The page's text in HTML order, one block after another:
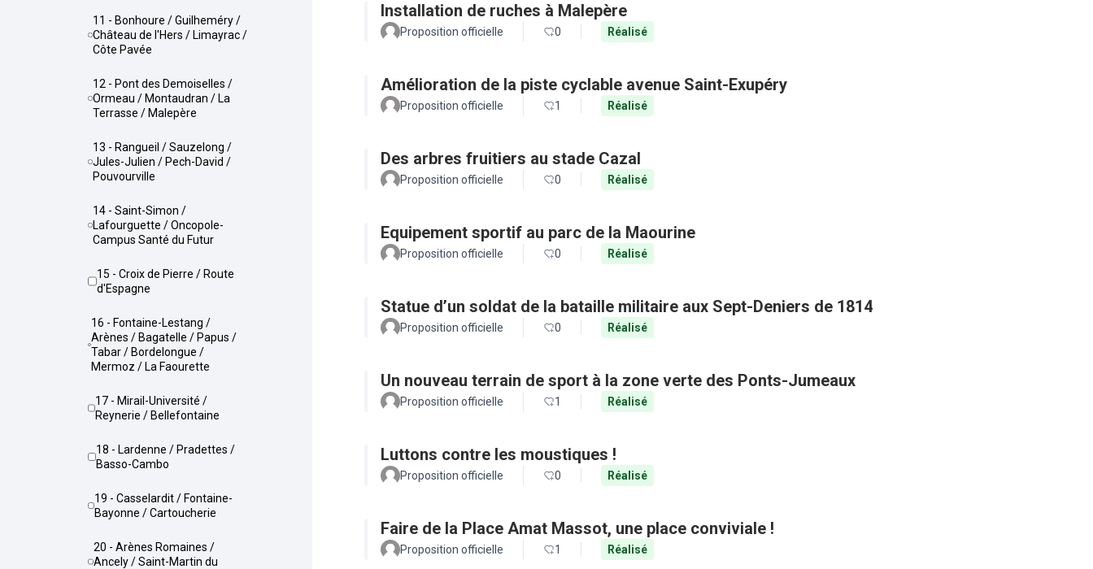
11 - Bonhoure / Guilheméry /
Château de l'Hers / Limayrac /
Côte Pavée
12 - Pont des Demoiselles /
Ormeau / Montaudran / La
Terrasse / Malepère
13 - Rangueil / Sauzelong /
Jules-Julien / Pech-David /
Pouvourville
14 - Saint-Simon /
Lafourguette / Oncopole-
Campus Santé du Futur
15 - Croix de Pierre / Route
d'Espagne
16 - Fontaine-Lestang /
Arènes / Bagatelle / Papus /
Tabar / Bordelongue /
Mermoz / La Faourette
17 - Mirail-Université /
Reynerie / Bellefontaine
18 - Lardenne / Pradettes /
Basso-Cambo
19 - Casselardit / Fontaine-
Bayonne / Cartoucherie
20 - Arènes Romaines /
Ancely / Saint-Martin du
Installation de ruches à Malepère
Proposition officielle 0 Réalisé
Amélioration de la piste cyclable avenue Saint-Exupéry
Proposition officielle 1 Réalisé
Des arbres fruitiers au stade Cazal
Proposition officielle 0 Réalisé
Equipement sportif au parc de la Maourine
Proposition officielle 0 Réalisé
Statue d’un soldat de la bataille militaire aux Sept-Deniers de 1814
Proposition officielle 0 Réalisé
Un nouveau terrain de sport à la zone verte des Ponts-Jumeaux
Proposition officielle 1 Réalisé
Luttons contre les moustiques !
Proposition officielle 0 Réalisé
Faire de la Place Amat Massot, une place conviviale !
Proposition officielle 1 Réalisé